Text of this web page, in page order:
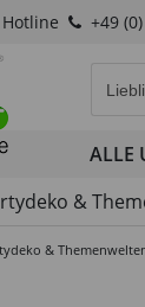
+49
ALLE
&
&